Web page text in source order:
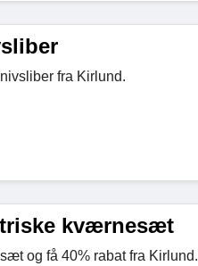
fra Kirlund.
kværnesæt
og få 40% rabat fra Kirlund.